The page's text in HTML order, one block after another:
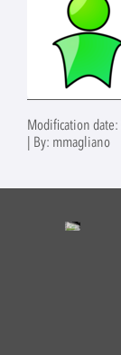
Modification
| By: mmagliano